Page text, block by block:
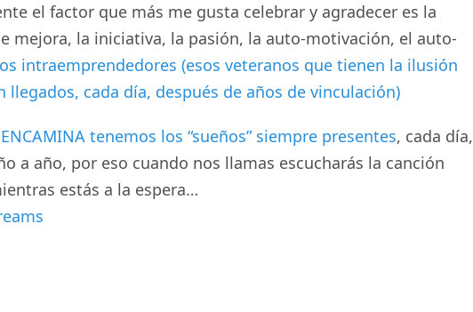
el factor que más me gusta celebrar y agradecer es la
mejora, la iniciativa, la pasión, la auto-motivación, el auto-
intraemprendedores (esos veteranos que tienen la ilusión
llegados, cada día, después de años de vinculación)
tenemos los “sueños” siempre presentes, cada día,
a año, por eso cuando nos llamas escucharás la canción
estás a la espera…